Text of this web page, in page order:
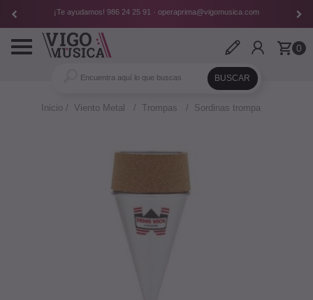
¡Te ayudamos! 986 24 25 91 · operaprima@vigomusica.com
0
Toggle
navigation
Inicio Viento Metal Trompas Sordinas trompa